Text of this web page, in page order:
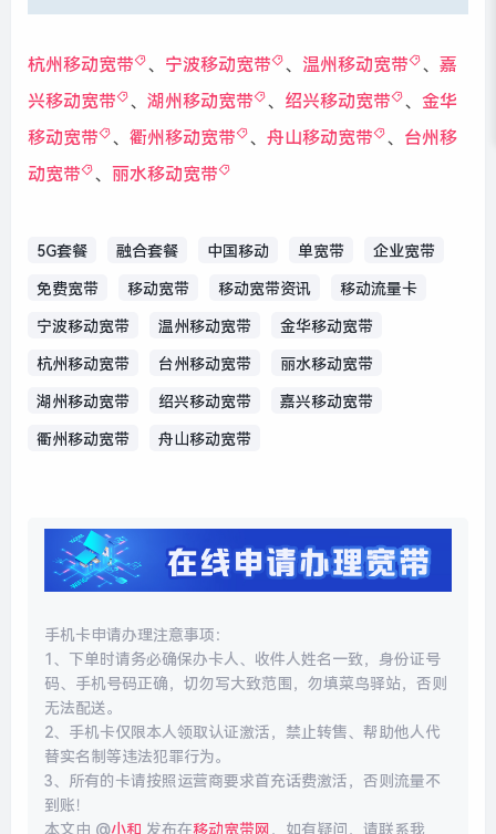
杭州移动宽带 、 宁波移动宽带 、 温州移动宽带 、 嘉
兴移动宽带
、 湖州移动宽带 、 绍兴移动宽带 、 金华
移动宽带
、 衢州移动宽带 、 舟山移动宽带 、 台州移
动宽带
、 丽水移动宽带
5G套餐 融合套餐 中国移动 单宽带 企业宽带
免费宽带 移动宽带 移动宽带资讯 移动流量卡
宁波移动宽带 温州移动宽带 金华移动宽带
杭州移动宽带 台州移动宽带 丽水移动宽带
湖州移动宽带 绍兴移动宽带 嘉兴移动宽带
衢州移动宽带 舟山移动宽带
手机卡申请办理注意事项：
1、下单时请务必确保办卡人、收件人姓名一致，身份证号
码、手机号码正确，切勿写大致范围，勿填菜鸟驿站，否则
无法配送。
2、手机卡仅限本人领取认证激活，禁止转售、帮助他人代
替实名制等违法犯罪行为。
3、所有的卡请按照运营商要求首充话费激活，否则流量不
到账！
本文由 @小和 发布在移动宽带网 ，如有疑问，请联系我